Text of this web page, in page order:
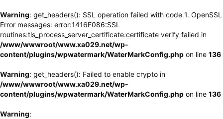
Warning: get_headers(): SSL operation failed with code 1. OpenSSL
Error messages: error:1416F086:SSL
routines:tls_process_server_certificate:certificate verify failed in
/www/wwwroot/www.xa029.net/wp-
content/plugins/wpwatermark/WaterMarkConfig.php on line 136
Warning: get_headers(): Failed to enable crypto in
/www/wwwroot/www.xa029.net/wp-
content/plugins/wpwatermark/WaterMarkConfig.php on line 136
Warning: